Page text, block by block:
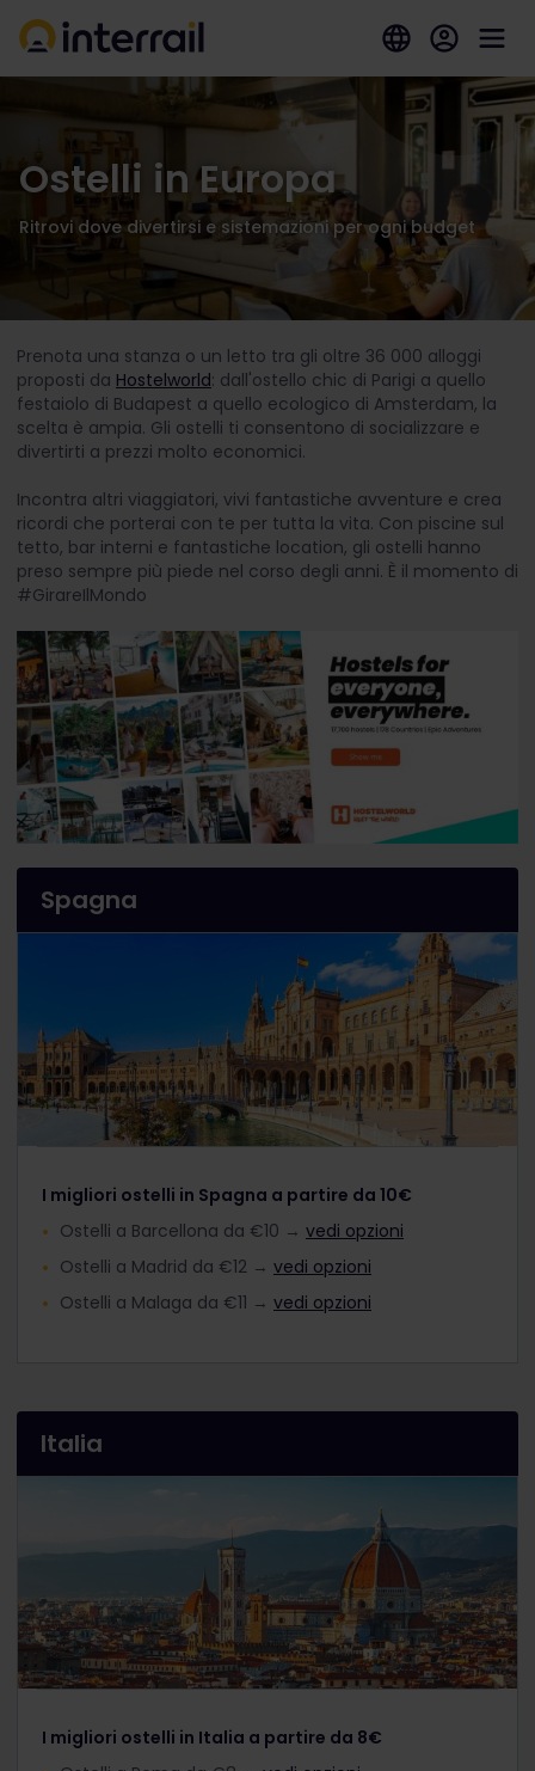
Ostelli in Europa
Ritrovi dove divertirsi e sistemazioni per ogni budget
Prenota una stanza o un letto tra gli oltre 36 000 alloggi
proposti da Hostelworld: dall'ostello chic di Parigi a quello
festaiolo di Budapest a quello ecologico di Amsterdam, la
scelta è ampia. Gli ostelli ti consentono di socializzare e
divertirti a prezzi molto economici.
Incontra altri viaggiatori, vivi fantastiche avventure e crea
ricordi che porterai con te per tutta la vita. Con piscine sul
tetto, bar interni e fantastiche location, gli ostelli hanno
preso sempre più piede nel corso degli anni. È il momento di
#GirareIlMondo
Spagna
I migliori ostelli in Spagna a partire da 10€
Ostelli a Barcellona da €10 → vedi opzioni
Ostelli a Madrid da €12 → vedi opzioni
Ostelli a Malaga da €11 → vedi opzioni
Italia
I migliori ostelli in Italia a partire da 8€